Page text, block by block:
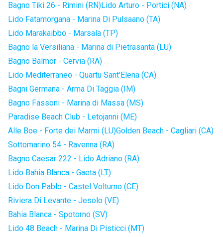
Bagno Tiki 26 - Rimini (RN)Lido Arturo - Portici (NA)
Lido Fatamorgana - Marina Di Pulsaano (TA)
Lido Marakaibbo - Marsala (TP)
Bagno la Versiliana - Marina di Pietrasanta (LU)
Bagno Balmor - Cervia (RA)
Lido Mediterraneo - Quartu Sant'Elena (CA)
Bagni Germana - Arma Di Taggia (IM)
Bagno Fassoni - Marina di Massa (MS)
Paradise Beach Club - Letojanni (ME)
Alle Boe - Forte dei Marmi (LU)Golden Beach - Cagliari (CA)
Sottomarino 54 - Ravenna (RA)
Bagno Caesar 222 - Lido Adriano (RA)
Lido Bahia Blanca - Gaeta (LT)
Lido Don Pablo - Castel Volturno (CE)
Riviera Di Levante - Jesolo (VE)
Bahia Blanca - Spotorno (SV)
Lido 48 Beach - Marina Di Pisticci (MT)